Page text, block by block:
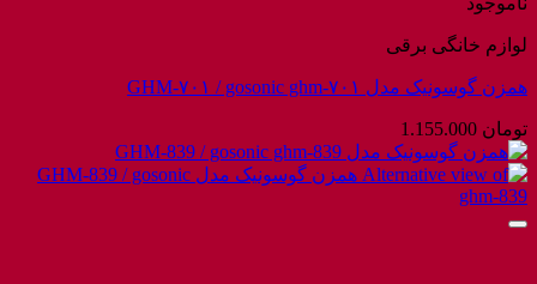
لوازم خانگی برقی
همزن گوسونیک مدل GHM-۷۰۱ / gosonic ghm-۷۰۱
تومان